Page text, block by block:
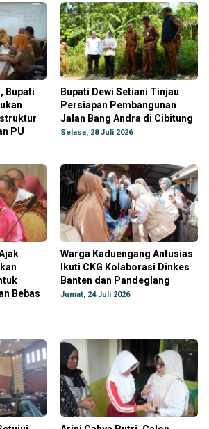
Bupati
PU
Bupati Dewi Setiani Tinjau
Persiapan Pembangunan
Jalan Bang Andra di Cibitung
Selasa, 28 Juli 2026
Bebas
Warga Kaduengang Antusias
Ikuti CKG Kolaborasi Dinkes
Banten dan Pandeglang
Jumat, 24 Juli 2026